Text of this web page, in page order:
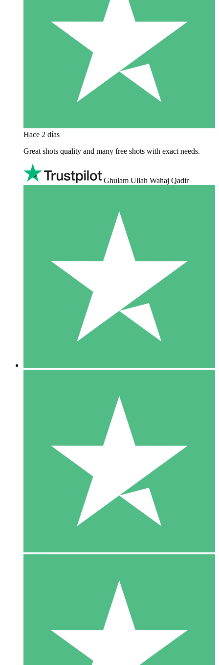
Hace 2 días
Great shots quality and many free shots with exact needs.
Ghulam Ullah Wahaj Qadir